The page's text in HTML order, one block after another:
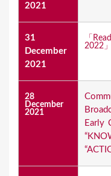
2021
31
December
2021
「
2022
28
December
2021
Early